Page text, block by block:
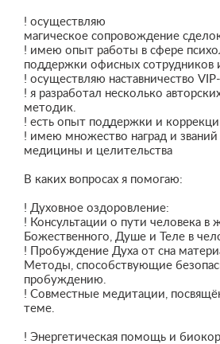
! осуществляю
магическое сопровождение
! имею опыт работы в сфере
поддержки офисных сотрудников
! осуществляю наставничество
! я разработал несколько
методик.
! есть опыт поддержки и
! имею множество наград и
медицины и целительства
В каких вопросах я помогаю:
! Духовное оздоровление:
! Консультации о пути человека в
Божественного, Душе и Теле в
! Пробуждение Духа от сна
Методы, способствующие
пробуждению.
! Совместные медитации,
теме.
! Энергетическая помощь и